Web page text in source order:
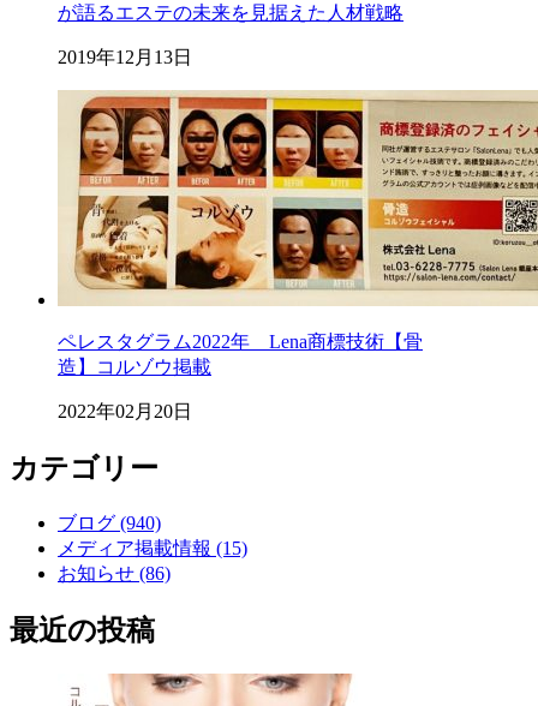
が語るエステの未来を見据えた人材戦略
2019年12月13日
ペレスタグラム2022年 Lena商標技術【骨
造】コルゾウ掲載
2022年02月20日
カテゴリー
ブログ (940)
メディア掲載情報 (15)
お知らせ (86)
最近の投稿